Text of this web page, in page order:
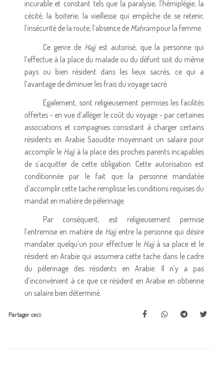
incurable et constant tels que la paralysie, l’hémiplégie, la
cécité, la boiterie, la vieillesse qui empêche de se retenir,
l’insécurité de la route, l’absence de Mahrampour la femme.
Ce genre de Hajjest autorisé, que la personne qui
l’effectue à la place du malade ou du défunt soit du même
pays ou bien résident dans les lieux sacrés, ce qui a
l’avantage de diminuer les frais du voyage sacré.
Egalement, sont religieusement permises les facilités
offertes - en vue d’alléger le coût du voyage - par certaines
associations et compagnies consistant à charger certains
résidents en Arabie Saoudite moyennant un salaire pour
accomplir le Hajjà la place des proches parents incapables
de s’acquitter de cette obligation. Cette autorisation est
conditionnée par le fait que la personne mandatée
d’accomplir cette tache remplisse les conditions requises du
mandat en matière de pèlerinage.
Par conséquent, est religieusement permise
l’entremise en matière de Hajjentre la personne qui désire
mandater quelqu’un pour effectuer le Hajjà sa place et le
résident en Arabie qui assumera cette tache dans le cadre
du pèlerinage des résidents en Arabie. Il n’y a pas
d’inconvénient à ce que ce résident en Arabie en obtienne
un salaire bien déterminé.
Partager ceci: